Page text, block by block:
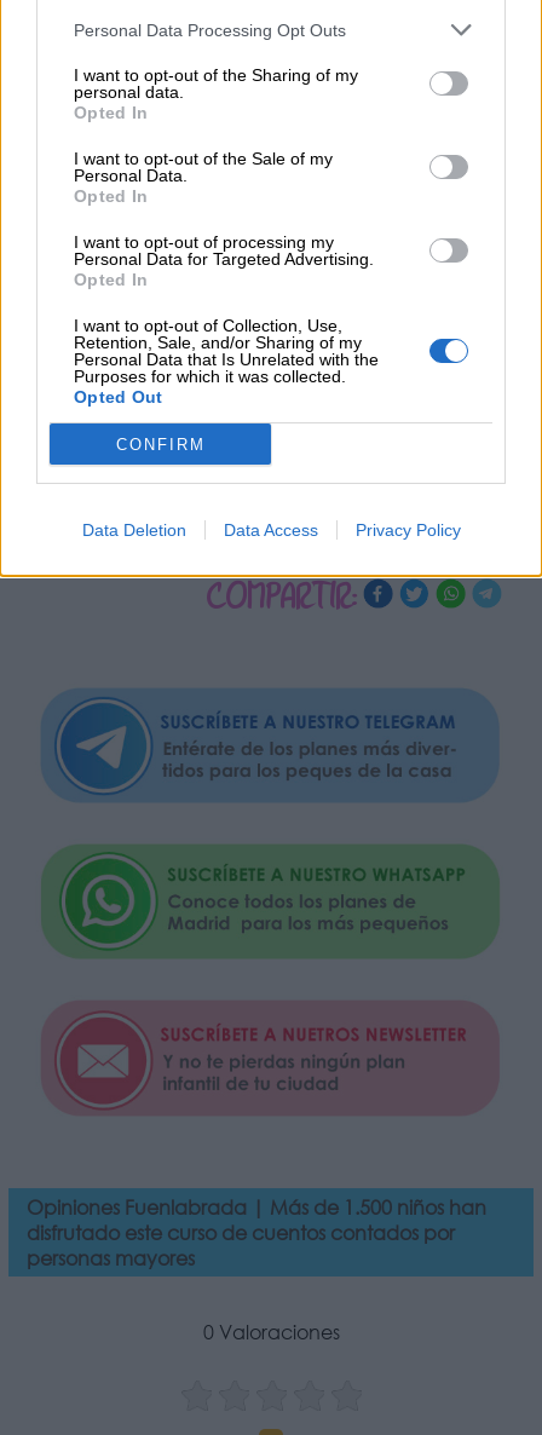
Personal Data Processing Opt Outs
I want to opt-out of the Sharing of my
personal data.
Opted In
I want to opt-out of the Sale of my
Personal Data.
Opted In
I want to opt-out of processing my
Personal Data for Targeted Advertising.
Opted In
I want to opt-out of Collection, Use,
Retention, Sale, and/or Sharing of my
Personal Data that Is Unrelated with the
Purposes for which it was collected.
Opted Out
CONFIRM
Data Deletion Data Access Privacy Policy
COMPARTIR:
consolida una fórmula que permite que niños y
mayores compartan tiempo, experiencias e historias,
generaciones.
Opiniones Fuenlabrada | Más de 1.500 niños han
disfrutado este curso de cuentos contados por
personas mayores
0 Valoraciones